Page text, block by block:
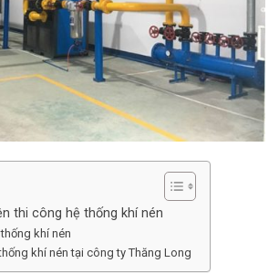
thi công hệ thống khí nén
khí nén
khí nén tại công ty Thăng Long